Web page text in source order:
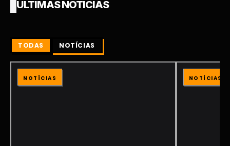
ÚLTIMAS NOTÍCIAS
TODAS NOTÍCIAS
NOTÍCIAS NOTÍCIAS